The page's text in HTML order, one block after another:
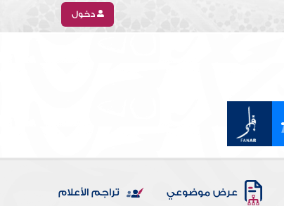
دخول
عرض موضوعي تراجم الأعلام